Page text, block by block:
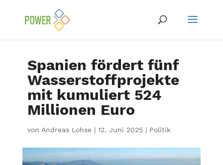
Spanien fördert fünf
Wasserstoffprojekte
mit kumuliert 524
Millionen Euro
von Andreas Lohse| 12. Juni 2025| Politik